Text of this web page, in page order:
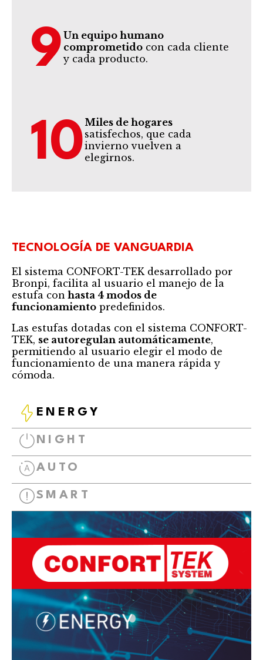
9Un equipo humano
comprometido con cada cliente
y cada producto.
10 Miles de hogares
satisfechos, que cada
invierno vuelven a
elegirnos.
TECNOLOGÍA DE VANGUARDIA
El sistema CONFORT-TEK desarrollado por
Bronpi, facilita al usuario el manejo de la
estufa con hasta 4 modos de
funcionamiento predefinidos.
Las estufas dotadas con el sistema CONFORT-
TEK, se autoregulan automáticamente,
permitiendo al usuario elegir el modo de
funcionamiento de una manera rápida y
cómoda.
ENERGY
NIGHT
AUTO
SMART